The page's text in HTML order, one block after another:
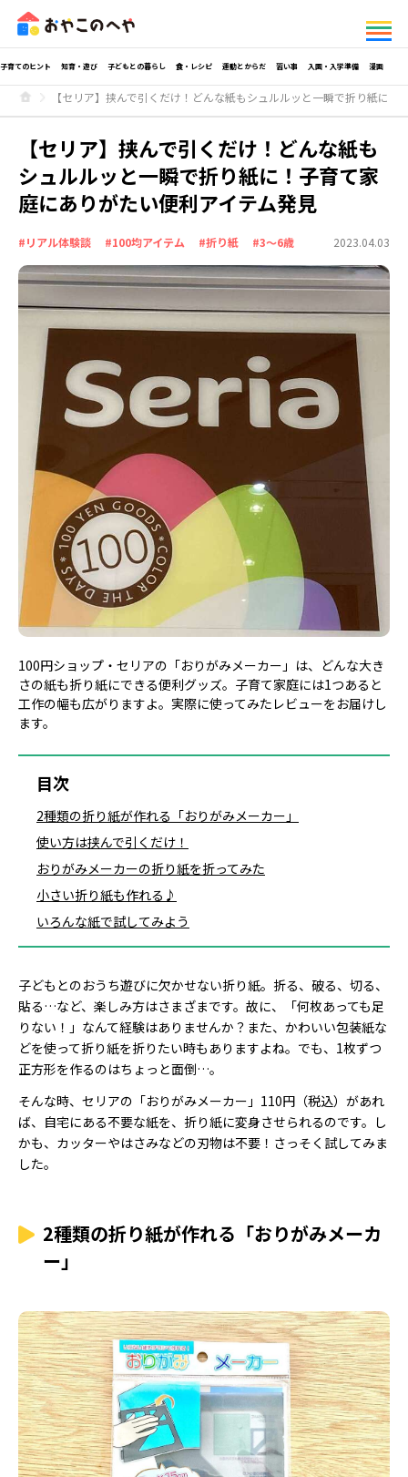
子育てのヒント 知育・遊び 子どもとの暮らし 食・レシピ 運動とからだ 習い事 入園・入学準備 漫画
【セリア】挟んで引くだけ！どんな紙もシュルルッと一瞬で折り紙に
【セリア】挟んで引くだけ！どんな紙も
シュルルッと一瞬で折り紙に！子育て家
庭にありがたい便利アイテム発見
#リアル体験談 #100均アイテム #折り紙 #3～6歳 2023.04.03
100円ショップ・セリアの「おりがみメーカー」は、どんな大き
さの紙も折り紙にできる便利グッズ。子育て家庭には1つあると
工作の幅も広がりますよ。実際に使ってみたレビューをお届けし
ます。
目次
2種類の折り紙が作れる「おりがみメーカー」
使い方は挟んで引くだけ！
おりがみメーカーの折り紙を折ってみた
小さい折り紙も作れる♪
いろんな紙で試してみよう
子どもとのおうち遊びに欠かせない折り紙。折る、破る、切る、
貼る…など、楽しみ方はさまざまです。故に、「何枚あっても足
りない！」なんて経験はありませんか？また、かわいい包装紙な
どを使って折り紙を折りたい時もありますよね。でも、1枚ずつ
正方形を作るのはちょっと面倒…。
そんな時、セリアの「おりがみメーカー」110円（税込）があれ
ば、自宅にある不要な紙を、折り紙に変身させられるのです。し
かも、カッターやはさみなどの刃物は不要！さっそく試してみま
した。
2種類の折り紙が作れる「おりがみメーカ
ー」